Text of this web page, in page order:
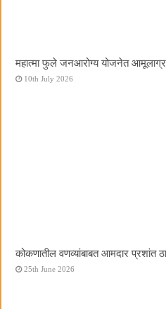
महात्मा फुले जनआरोग्य योजनेत
10th July 2026
कोकणातील वणव्यांबाबत आमदार
25th June 2026